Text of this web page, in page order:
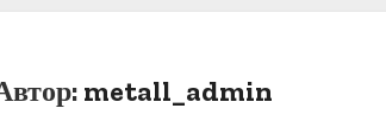
metall_admin